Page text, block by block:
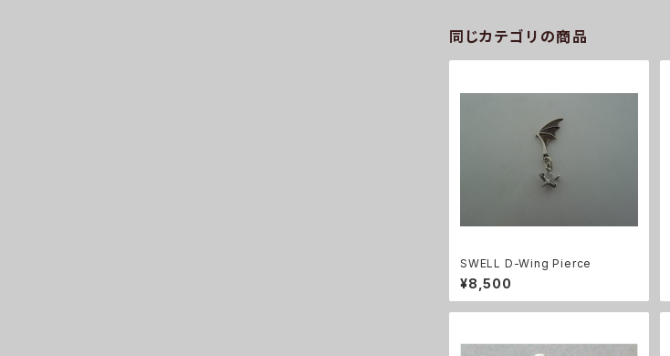
同じカテゴリの商品
SWELL D-Wing Pierce
¥8,500